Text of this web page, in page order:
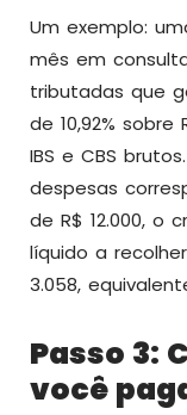
Um exemplo:
mês em
tributadas que
de 10,92%
IBS e CBS
despesas
de R$ 12.000, o
líquido a
3.058,
Passo 3:
você